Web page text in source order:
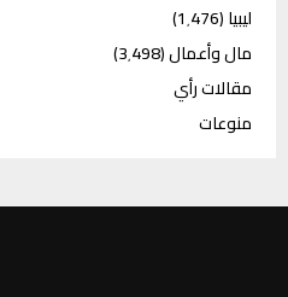
ليبيا(1٬476)
مال وأعمال(3٬498)
مقالات رأي
منوعات